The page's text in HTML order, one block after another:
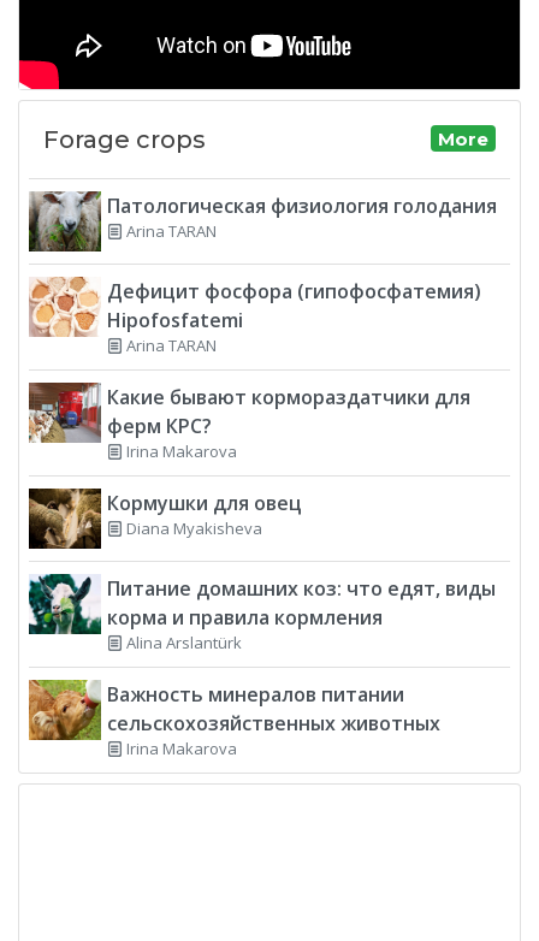
Forage crops More
Патологическая физиология голодания
Arina TARAN
Дефицит фосфора (гипофосфатемия)
Hipofosfatemi
Arina TARAN
Какие бывают кормораздатчики для
ферм КРС?
Irina Makarova
Кормушки для овец
Diana Myakisheva
Питание домашних коз: что едят, виды
корма и правила кормления
Alina Arslantürk
Важность минералов питании
сельскохозяйственных животных
Irina Makarova